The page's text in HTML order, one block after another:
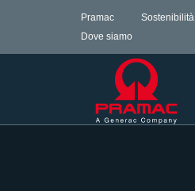
Pramac Sostenibilità
Dove siamo